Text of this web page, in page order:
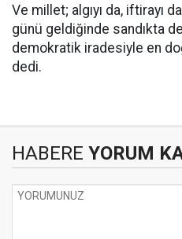
Ve millet; algıyı da, iftirayı
günü geldiğinde sandıkta
demokratik iradesiyle en
dedi.
HABERE YORUM